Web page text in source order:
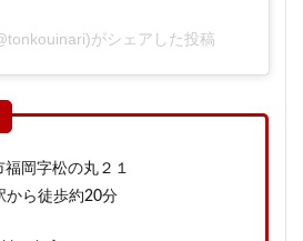
がシェアした投稿
岡字松の丸２１
から徒歩約20分